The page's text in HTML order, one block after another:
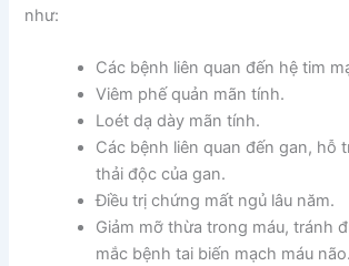
như:
Các bệnh liên quan đến hệ tim
Viêm phế quản mãn tính.
Loét dạ dày mãn tính.
Các bệnh liên quan đến gan, hỗ
thải độc của gan.
Điều trị chứng mất ngủ lâu năm.
Giảm mỡ thừa trong máu, tránh
mắc bệnh tai biến mạch máu não.